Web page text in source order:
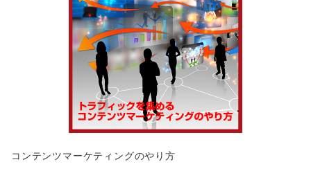
コンテンツマーケティングのやり方